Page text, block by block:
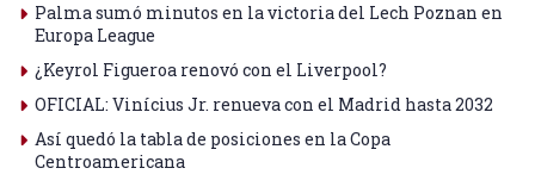
Palma sumó minutos en la victoria del Lech Poznan en
Europa League
¿Keyrol Figueroa renovó con el Liverpool?
OFICIAL: Vinícius Jr. renueva con el Madrid hasta 2032
Así quedó la tabla de posiciones en la Copa
Centroamericana